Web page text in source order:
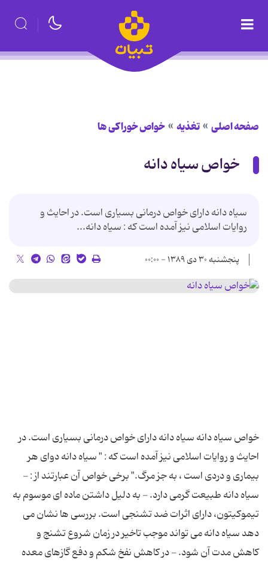
صفحه اصلی تغذیه خواص خوراكی ها
خواص سیاه دانه
سیاه دانه دارای خواص درمانی بسیاری است. در احایث و
روایات اسلامی نیز آمده است که : سیاه دانه...
پنجشنبه ۳۰ دی ۱۳۸۹ - ۰۰:۰۰
خواص سیاه دانه سیاه دانه دارای خواص درمانی بسیاری است. در
احایث و روایات اسلامی نیز آمده است که : " سیاه دانه دوای هر
بیماری و دردی است ، به جز مرگ." برخی خواص آن عبارتند از : -
سیاه دانه طبیعت گرمی دارد. - به دلیل داشتن ماده ای موسوم به
تیموکیتون، دارای اثرات ضد تشنجی است. بررسی ها نشان می
دهد سیاه دانه می تواند موجب تاخیر در زمان شروع تشنج و
کاهش مدت آن شود. - در کاهش نفخ شکم و دفع گازهای معده